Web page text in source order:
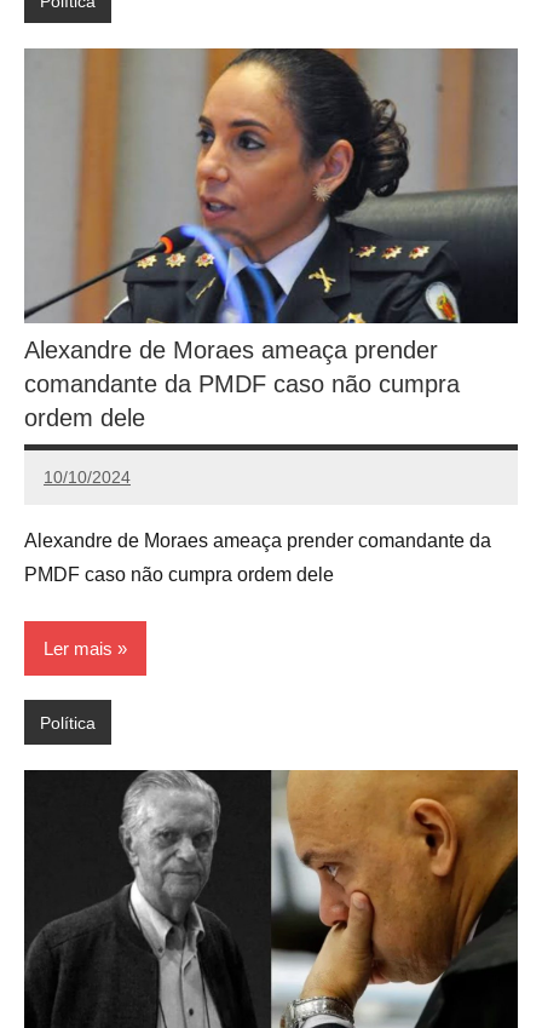
Alexandre de Moraes ameaça prender
comandante da PMDF caso não cumpra
ordem dele
10/10/2024
Calango
Alexandre de Moraes ameaça prender comandante da
PMDF caso não cumpra ordem dele
Ler mais
Política